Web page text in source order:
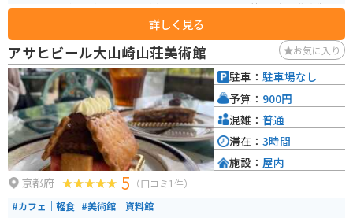
り、多くの参拝者が訪れます。 水無瀬神宮は、天王山の麓、北摂の住宅街の
中に鎮守の杜として存在しており、自然豊かな環境に囲まれています。アク
セスは阪急京都線「水無瀬駅」から徒歩約800メートル、またはJR東海道線
「島本駅」「山崎駅」からそれぞれ約1kmの距離にあります。
詳しく見る
アサヒビール大山崎山荘美術館 お気に入り
京都府 5 （口コミ1件）
#カフェ｜軽食 #美術館｜資料館
駐車： 駐車場なし
予算： 900円
混雑： 普通
滞在： 3時間
施設： 屋内